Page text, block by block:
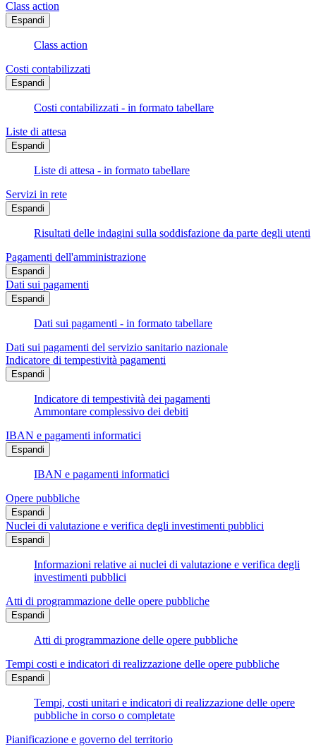
Class action
Espandi
Class action
Costi contabilizzati
Espandi
Costi contabilizzati - in formato tabellare
Liste di attesa
Espandi
Liste di attesa - in formato tabellare
Servizi in rete
Espandi
Risultati delle indagini sulla soddisfazione da parte degli utenti
Pagamenti dell'amministrazione
Espandi
Dati sui pagamenti
Espandi
Dati sui pagamenti - in formato tabellare
Dati sui pagamenti del servizio sanitario nazionale
Indicatore di tempestività pagamenti
Espandi
Indicatore di tempestività dei pagamenti
Ammontare complessivo dei debiti
IBAN e pagamenti informatici
Espandi
IBAN e pagamenti informatici
Opere pubbliche
Espandi
Nuclei di valutazione e verifica degli investimenti pubblici
Espandi
Informazioni relative ai nuclei di valutazione e verifica degli
investimenti pubblici
Atti di programmazione delle opere pubbliche
Espandi
Atti di programmazione delle opere pubbliche
Tempi costi e indicatori di realizzazione delle opere pubbliche
Espandi
Tempi, costi unitari e indicatori di realizzazione delle opere
pubbliche in corso o completate
Pianificazione e governo del territorio